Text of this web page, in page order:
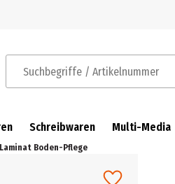
Suchbegriffe / Artikelnummer
Schreibwaren Multi-Media
Laminat Boden-Pflege